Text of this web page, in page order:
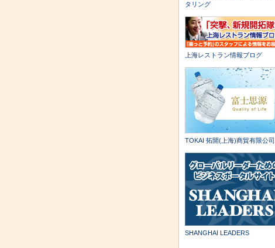
タリング
上海レストラン情報ブログ
TOKAI 拓開(上海)商貿有限公司
SHANGHAI LEADERS